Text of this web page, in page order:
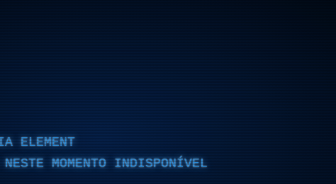
ELEMENT
MOMENTO INDISPONÍVEL